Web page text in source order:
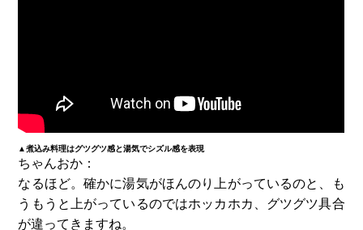
▲煮込み料理はグツグツ感と湯気でシズル感を表現
ちゃんおか：
なるほど。確かに湯気がほんのり上がっているのと、も
うもうと上がっているのではホッカホカ、グツグツ具合
が違ってきますね。